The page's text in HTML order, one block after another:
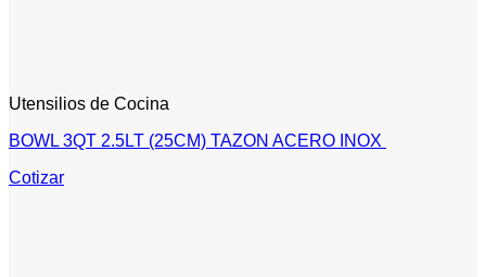
Utensilios de Cocina
BOWL 3QT 2.5LT (25CM) TAZON ACERO INOX
Cotizar